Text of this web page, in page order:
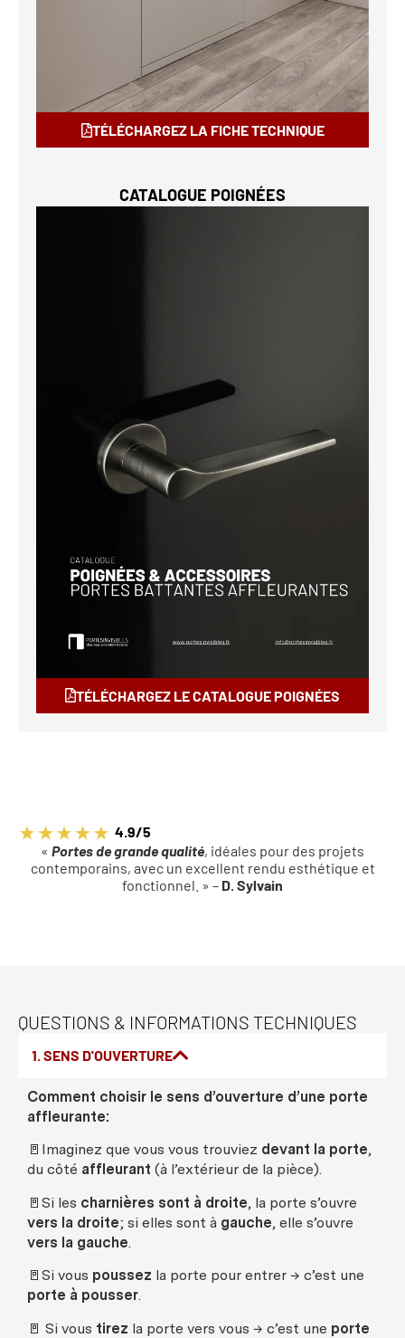
TÉLÉCHARGEZ LA FICHE TECHNIQUE
CATALOGUE POIGNÉES
TÉLÉCHARGEZ LE CATALOGUE POIGNÉES
4.9/5
« Portes de grande qualité, idéales pour des projets
contemporains, avec un excellent rendu esthétique et
fonctionnel. » – D. Sylvain
QUESTIONS & INFORMATIONS TECHNIQUES
1. SENS D'OUVERTURE
Comment choisir le sens d’ouverture d’une porte
affleurante:
🚪Imaginez que vous vous trouviez devant la porte,
du côté affleurant (à l’extérieur de la pièce).
🚪Si les charnières sont à droite, la porte s’ouvre
vers la droite; si elles sont à gauche, elle s’ouvre
vers la gauche.
🚪Si vous poussez la porte pour entrer → c’est une
porte à pousser.
🚪 Si vous tirez la porte vers vous → c’est une porte